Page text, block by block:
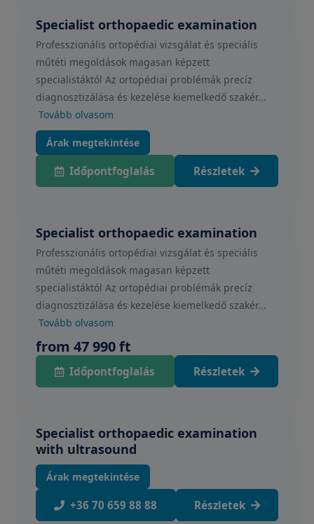
Specialist orthopaedic examination
Professzionális ortopédiai vizsgálat és speciális
műtéti megoldások magasan képzett
specialistáktól Az ortopédiai problémák precíz
diagnosztizálása és kezelése kiemelkedő szakér...
Tovább olvasom
Árak megtekintése
Időpontfoglalás Részletek
Specialist orthopaedic examination
Professzionális ortopédiai vizsgálat és speciális
műtéti megoldások magasan képzett
specialistáktól Az ortopédiai problémák precíz
diagnosztizálása és kezelése kiemelkedő szakér...
Tovább olvasom
from 47 990 ft
Időpontfoglalás Részletek
Specialist orthopaedic examination
with ultrasound
Árak megtekintése
+36 70 659 88 88 Részletek